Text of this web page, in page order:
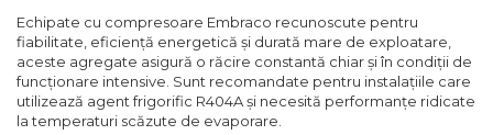
REZISTENTE SILICONICE
Uleiuri
Ventilatoare
Ventilatoare EbmPapst
Compresoare Cubigel R404a
Compresoare Jiaxipera
Echipate cu compresoare Embraco recunoscute pentru
fiabilitate, eficiență energetică și durată mare de exploatare,
aceste agregate asigură o răcire constantă chiar și în condiții de
funcționare intensive. Sunt recomandate pentru instalațiile care
utilizează agent frigorific R404A și necesită performanțe ridicate
la temperaturi scăzute de evaporare.